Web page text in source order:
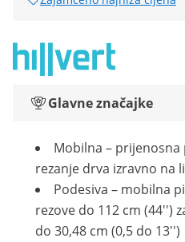
Glavne značajke
Mobilna –
rezanje drva izravno na
Podesiva – mobilna
rezove do 112 cm (44'')
do 30,48 cm (0,5 do 13'')